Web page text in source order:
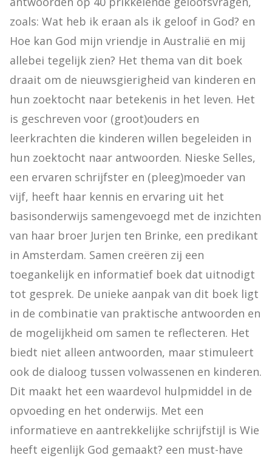
zoals: Wat heb ik eraan als ik geloof in God? en
Hoe kan God mijn vriendje in Australië en mij
allebei tegelijk zien? Het thema van dit boek
draait om de nieuwsgierigheid van kinderen en
hun zoektocht naar betekenis in het leven. Het
is geschreven voor (groot)ouders en
leerkrachten die kinderen willen begeleiden in
hun zoektocht naar antwoorden. Nieske Selles,
een ervaren schrijfster en (pleeg)moeder van
vijf, heeft haar kennis en ervaring uit het
basisonderwijs samengevoegd met de inzichten
van haar broer Jurjen ten Brinke, een predikant
in Amsterdam. Samen creëren zij een
toegankelijk en informatief boek dat uitnodigt
tot gesprek. De unieke aanpak van dit boek ligt
in de combinatie van praktische antwoorden en
de mogelijkheid om samen te reflecteren. Het
biedt niet alleen antwoorden, maar stimuleert
ook de dialoog tussen volwassenen en kinderen.
Dit maakt het een waardevol hulpmiddel in de
opvoeding en het onderwijs. Met een
informatieve en aantrekkelijke schrijfstijl is Wie
heeft eigenlijk God gemaakt? een must-have